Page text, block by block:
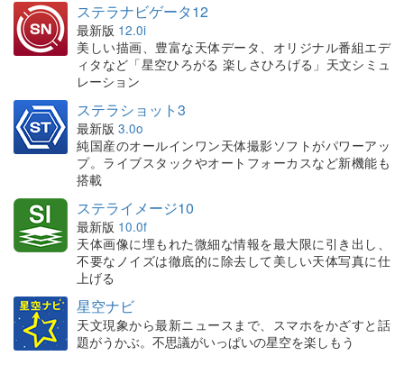
ステラナビゲータ12
最新版 12.0i
美しい描画、豊富な天体データ、オリジナル番組エデ
ィタなど「星空ひろがる 楽しさひろげる」天文シミュ
レーション
ステラショット3
最新版 3.0o
純国産のオールインワン天体撮影ソフトがパワーアッ
プ。ライブスタックやオートフォーカスなど新機能も
搭載
ステライメージ10
最新版 10.0f
天体画像に埋もれた微細な情報を最大限に引き出し、
不要なノイズは徹底的に除去して美しい天体写真に仕
上げる
星空ナビ
天文現象から最新ニュースまで、スマホをかざすと話
題がうかぶ。不思議がいっぱいの星空を楽しもう